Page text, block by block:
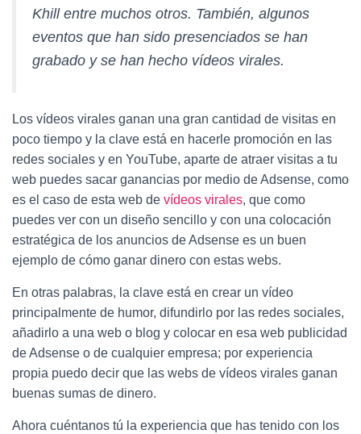
Khill entre muchos otros. También, algunos
eventos que han sido presenciados se han
grabado y se han hecho vídeos virales.
Los vídeos virales ganan una gran cantidad de visitas en
poco tiempo y la clave está en hacerle promoción en las
redes sociales y en YouTube, aparte de atraer visitas a tu
web puedes sacar ganancias por medio de Adsense, como
es el caso de esta web de vídeos virales, que como
puedes ver con un diseño sencillo y con una colocación
estratégica de los anuncios de Adsense es un buen
ejemplo de cómo ganar dinero con estas webs.
En otras palabras, la clave está en crear un vídeo
principalmente de humor, difundirlo por las redes sociales,
añadirlo a una web o blog y colocar en esa web publicidad
de Adsense o de cualquier empresa; por experiencia
propia puedo decir que las webs de vídeos virales ganan
buenas sumas de dinero.
Ahora cuéntanos tú la experiencia que has tenido con los